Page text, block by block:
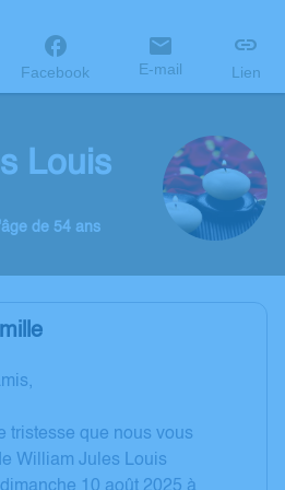
Facebook E-mail Lien
Louis
de 54 ans
tristesse que nous vous
William Jules Louis